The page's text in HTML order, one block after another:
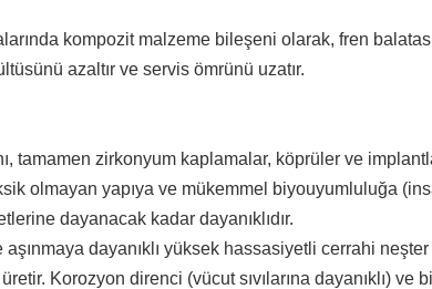
kompozit malzeme bileşeni olarak, fren
azaltır ve servis ömrünü uzatır.
tamamen zirkonyum kaplamalar, köprüler ve
olmayan yapıya ve mükemmel biyouyumluluğa
dayanacak kadar dayanıklıdır.
dayanıklı yüksek hassasiyetli cerrahi neşter
Korozyon direnci (vücut sıvılarına dayanıklı) ve